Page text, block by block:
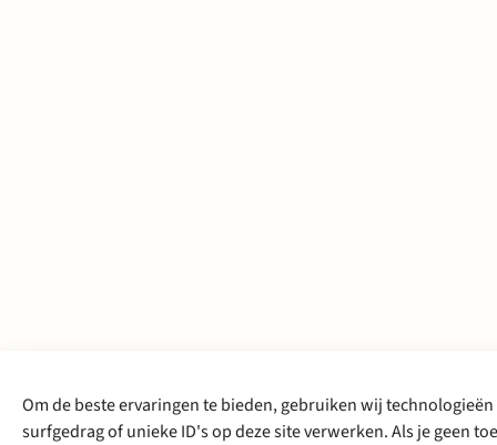
Om de beste ervaringen te bieden, gebruiken wij
surfgedrag of unieke ID's op deze site verwerken. Als je geen